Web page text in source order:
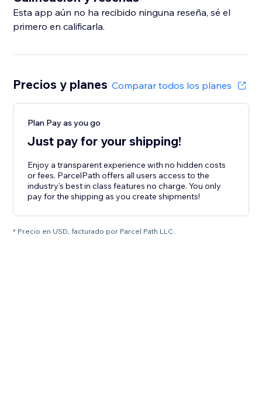
Esta app aún no ha recibido ninguna reseña, sé el
primero en calificarla.
Precios y planes Comparar todos los planes
Plan Pay as you go
Just pay for your shipping!
Enjoy a transparent experience with no hidden costs
or fees. ParcelPath offers all users access to the
industry's best in class features no charge. You only
pay for the shipping as you create shipments!
* Precio en USD, facturado por Parcel Path LLC..